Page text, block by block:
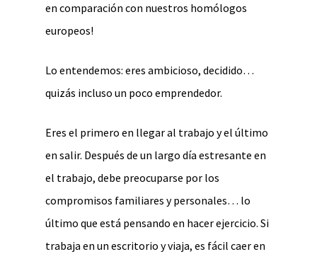
en comparación con nuestros homólogos
europeos!
Lo entendemos: eres ambicioso, decidido…
quizás incluso un poco emprendedor.
Eres el primero en llegar al trabajo y el último
en salir. Después de un largo día estresante en
el trabajo, debe preocuparse por los
compromisos familiares y personales… lo
último que está pensando en hacer ejercicio. Si
trabaja en un escritorio y viaja, es fácil caer en